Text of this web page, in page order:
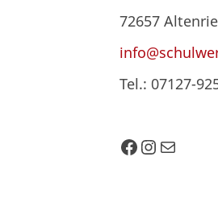
72657
Tel.: 07127-
Facebook
Instagram
E-Mail